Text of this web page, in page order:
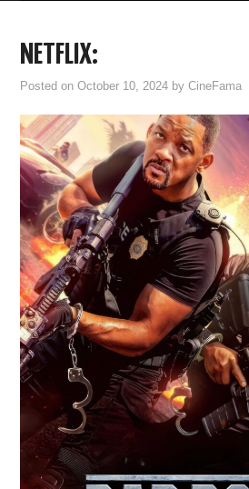
EN CINES
NETFLIX
RESEÑAS
ESPAÑOL
NETFLIX:
Posted onOctober 10, 2024 byCineFama